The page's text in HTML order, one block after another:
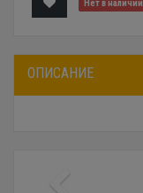
Нет в наличии
ОПИСАНИЕ